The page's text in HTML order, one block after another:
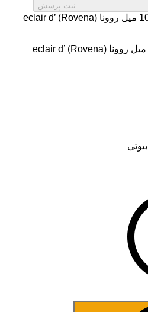
ثبت پرسش
ادکلن “لانوین اکلت” زنانه 100 میل روونا (Rovena) eclair d’